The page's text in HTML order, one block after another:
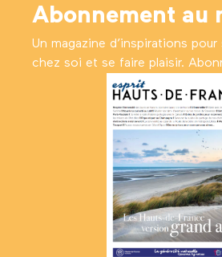
Abonnement au
Un magazine d’inspirations
chez soi et se faire plaisir.